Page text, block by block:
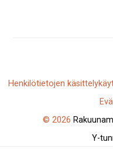
Henkilötietojen
© 2026
Y-